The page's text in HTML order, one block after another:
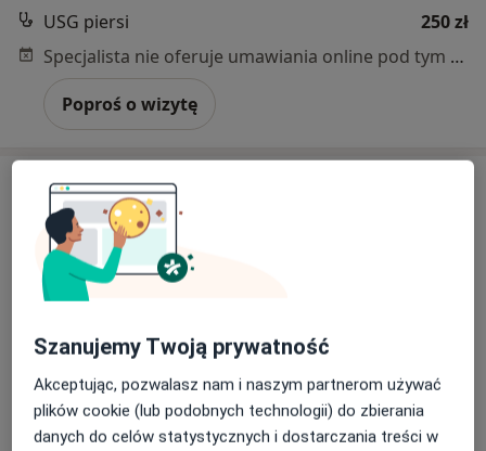
USG piersi
250 zł
Specjalista nie oferuje umawiania online pod tym adresem.
Poproś o wizytę
Bezpieczne płatności
dr n. med. Przemysław Kądziołka
Ginekolog·Więcej
258 opinii
Szanujemy Twoją prywatność
Akceptując, pozwalasz nam i naszym partnerom używać
plików cookie (lub podobnych technologii) do zbierania
danych do celów statystycznych i dostarczania treści w